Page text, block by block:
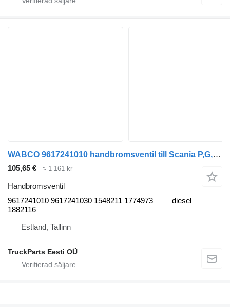
WABCO 9617241010 handbromsventil till Scania P,G,R,T-series (2004-2017) dragbil
105,65 € ≈ 1 161 kr
Handbromsventil
9617241010 9617241030 1548211 1774973
1882116
diesel
Estland, Tallinn
TruckParts Eesti OÜ